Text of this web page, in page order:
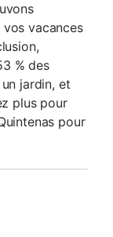
vacances
% des
jardin, et
plus pour
pour